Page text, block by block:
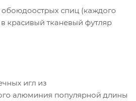
спиц (каждого
красивый тканевый футляр
игл из
алюминия популярной длины